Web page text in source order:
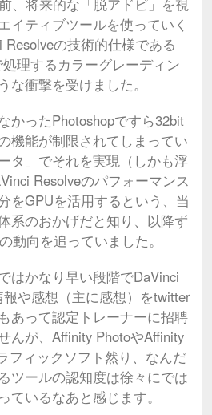
、将来的な「脱アドビ」を視
イティブツールを使っていく
の技術的仕様である
処理するカラーグレーディン
な衝撃を受けました。
かったPhotoshopですら32bit
機能が制限されてしまってい
タ」でそれを実現（しかも浮
Resolveのパフォーマンス
をGPUを活用するという、当
系のおかげだと知り、以降ず
動向を追っていました。
はかなり早い段階でDaVinci
や感想（主に感想）をtwitter
あって認定トレーナーに招聘
んが、Affinity PhotoやAffinity
フィックソフト然り、なんだ
ツールの認知度は徐々にでは
ているなあと感じます。